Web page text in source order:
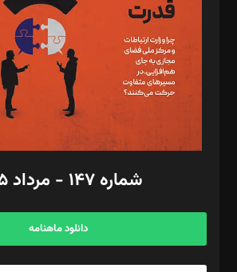
رستمی،مصطفی باستان
ویرایش: نگار استاد‌‌آقا
طراح یونیفرم: مجید توکلی
فیلمبرداری و عکاسی: امیر شفیعی، مانی لطفی زاده
گرافیک و صفحه‌آرایی: سید‌سبحان‌علی ثابت
مد‌یر توسعه تجاری: کامبیز برید‌
امور مالی: شاپور رهبری، محمد‌ کاظمی‌نیا
آگهی و مشترکین: ۰۹۱۹۹۹۹۰۴۵۴
شماره ۱۴۷ - مرداد ۱۴۰۵
دانلود ماهنامه